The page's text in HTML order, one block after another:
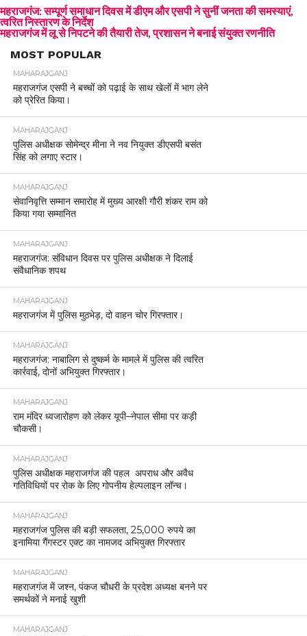
महराजगंज: सम्पूर्ण समाधान दिवस में डीएम और एसपी ने सुनीं जनता की समस्याएं,
त्वरित निस्तारण के निर्देश
महराजगंज में लू से निपटने की तैयारी तेज, प्रशासन ने बनाई संयुक्त रणनीति
MOST POPULAR
MAHARAJGANJ
महराजगंज एसपी ने बच्चों को पढ़ाई के साथ खेलों में भाग लेने
को प्रेरित किया।
MAHARAJGANJ
पुलिस अधीक्षक सोमेन्द्र मीना ने नव नियुक्त डीएसपी बसंत
सिंह को लगाए स्टार।
MAHARAJGANJ
सेवानिवृत्ति सम्मान समारोह में मुख्य आरक्षी गौरी शंकर राम को
किया गया सम्मानित
MAHARAJGANJ
महराजगंज: संविधान दिवस पर पुलिस अधीक्षक ने दिलाई
संवैधानिक शपथ
MAHARAJGANJ
महराजगंज में पुलिस मुठभेड़, दो वाहन चोर गिरफ्तार।
MAHARAJGANJ
महराजगंज: नाबालिग से दुष्कर्म के मामले में पुलिस की त्वरित
कार्रवाई, दोनों अभियुक्त गिरफ्तार।
MAHARAJGANJ
राम मंदिर ध्वजारोहण को लेकर यूपी–नेपाल सीमा पर कड़ी
चौकसी।
MAHARAJGANJ
पुलिस अधीक्षक महराजगंज की पहल अपराध और अवैध
गतिविधियों पर रोक के लिए गोपनीय हेल्पलाइन लॉन्च।
MAHARAJGANJ
महराजगंज पुलिस की बड़ी सफलता, 25,000 रुपये का
इनामिया गैंगस्टर एक्ट का नामजद अभियुक्त गिरफ्तार
MAHARAJGANJ
महराजगंज में जश्न, पंकज चौधरी के प्रदेश अध्यक्ष बनने पर
समर्थकों ने मनाई खुशी
MAHARAJGANJ